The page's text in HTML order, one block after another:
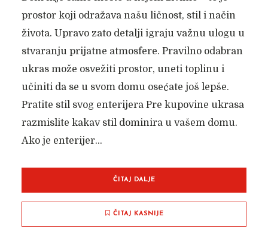
prostor koji odražava našu ličnost, stil i način
života. Upravo zato detalji igraju važnu ulogu u
stvaranju prijatne atmosfere. Pravilno odabran
ukras može osvežiti prostor, uneti toplinu i
učiniti da se u svom domu osećate još lepše.
Pratite stil svog enterijera Pre kupovine ukrasa
razmislite kakav stil dominira u vašem domu.
Ako je enterijer...
ČITAJ DALJE
ČITAJ KASNIJE